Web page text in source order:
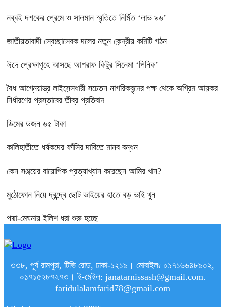
নব্বই দশকের প্রেমে ও সালমান স্মৃতিতে নির্মিত ‘লাভ ৯৬’
জাতীয়তাবাদী স্বেচ্ছাসেবক দলের নতুন কেন্দ্রীয় কমিটি গঠন
ঈদে প্রেক্ষাগৃহে আসছে আশরাফ কিটুর সিনেমা ‘পিনিক’
বৈধ আগ্নেয়াস্ত্র লাইসেন্সধারী সচেতন নাগরিকবৃন্দের পক্ষ থেকে অগ্রিম আয়কর
নির্ধারণের প্রস্তাবের তীব্র প্রতিবাদ
ডিমের ডজন ৬৫ টাকা
কালিহাতীতে ধর্ষকদের ফাঁসির দাবিতে মানব বন্ধন
কেন সঞ্জয়ের বায়োপিক প্রত্যাখ্যান করেছেন আমির খান?
মুঠোফোন নিয়ে দ্বন্দ্বে ছোট ভাইয়ের হাতে বড় ভাই খুন
পদ্মা-মেঘনায় ইলিশ ধরা শুরু হচ্ছে
৩৩৮, পূর্ব রামপুরা, টিভি রোড, ঢাকা-১২১৯। মোবাইলঃ ০১৭১৬৬৪৮৯০২,
০১৭১৫২৮৭২৭৩। ই-মেইল: janatarnissash@gmail.com.
faridulalamfarid78@gmail.com